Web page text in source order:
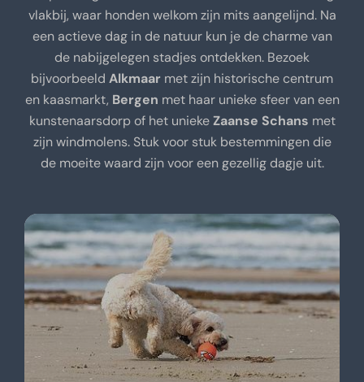
vlakbij, waar honden welkom zijn mits aangelijnd. Na
een actieve dag in de natuur kun je de charme van
de nabijgelegen stadjes ontdekken. Bezoek
bijvoorbeeld Alkmaar met zijn historische centrum
en kaasmarkt, Bergen met haar unieke sfeer van een
kunstenaarsdorp of het uniekeZaanse Schans met
zijn windmolens. Stuk voor stuk bestemmingen die
de moeite waard zijn voor een gezellig dagje uit.